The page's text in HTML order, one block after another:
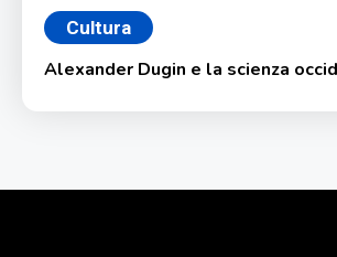
Cultura
Alexander Dugin e la scienza